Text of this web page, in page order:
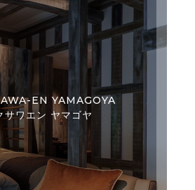
EN YAMAGOYA
サワエン ヤマゴヤ